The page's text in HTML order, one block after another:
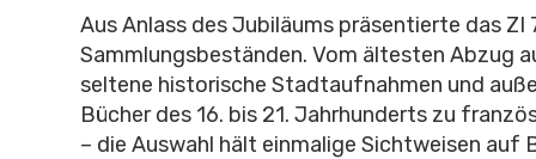
Aus Anlass des Jubiläums präsentierte das ZI
Sammlungsbeständen. Vom ältesten Abzug
seltene historische Stadtaufnahmen und
Bücher des 16. bis 21. Jahrhunderts zu
– die Auswahl hält einmalige Sichtweisen auf